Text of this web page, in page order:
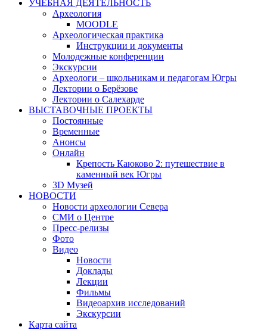
УЧЕБНАЯ ДЕЯТЕЛЬНОСТЬ
Археология
MOODLE
Археологическая практика
Инструкции и документы
Молодежные конференции
Экскурсии
Археологи – школьникам и педагогам Югры
Лектории о Берёзове
Лектории о Салехарде
ВЫСТАВОЧНЫЕ ПРОЕКТЫ
Постоянные
Временные
Анонсы
Онлайн
Крепость Каюково 2: путешествие в
каменный век Югры
3D Музей
НОВОСТИ
Новости археологии Севера
СМИ о Центре
Пресс-релизы
Фото
Видео
Новости
Доклады
Лекции
Фильмы
Видеоархив исследований
Экскурсии
Карта сайта